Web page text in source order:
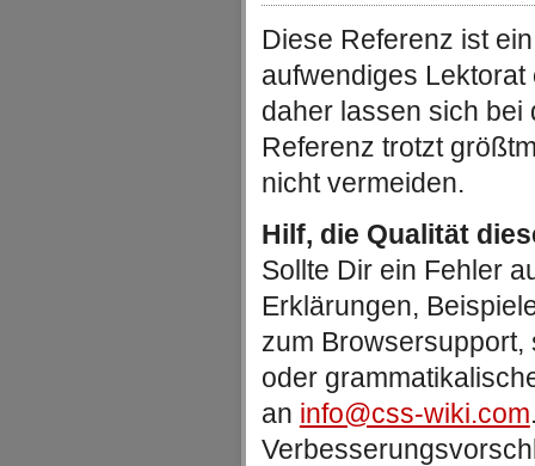
Diese Referenz ist
aufwendiges
daher lassen sich bei
Referenz trotzt
nicht vermeiden.
Hilf, die Qualität
Sollte Dir ein Fehler
Erklärungen,
zum
oder
an info@css-wiki.com